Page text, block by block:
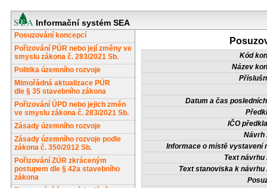
Informační systém SEA
Posuzování koncepcí
Pořizování PÚR nebo její změny ve
smyslu zákona č. 283/2021 Sb.
Politika územního rozvoje
Mimořádná aktualizace PÚR
dle § 35 stavebního zákona
Pořizování ÚPD nebo jejich změn
ve smyslu zákona č. 283/2021 Sb.
Zásady územního rozvoje
Zásady územního rozvoje podle
zákona č. 350/2012 Sb.
Pořizování ZÚR zkráceným
postupem dle § 42a stavebního
zákona
Kód
Název
Datum a čas
IČO
Návrh
Informace o místě vystavení
Text návrhu
Text stanoviska k návrhu